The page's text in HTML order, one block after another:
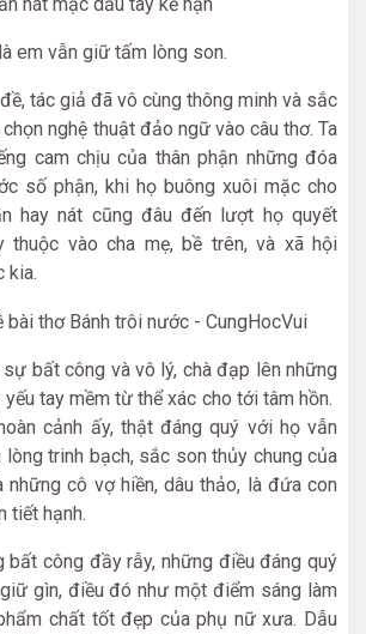
giữ tấm lòng son.
tác giả đã vô cùng thông minh và sắc
nghệ thuật đảo ngữ vào câu thơ. Ta
cam chịu của thân phận những đóa
số phận, khi họ buông xuôi mặc cho
hay nát cũng đâu đến lượt họ quyết
thuộc vào cha mẹ, bề trên, và xã hội
kia.
bất công và vô lý, chà đạp lên những
tay mềm từ thể xác cho tới tâm hồn.
cảnh ấy, thật đáng quý với họ vẫn
trinh bạch, sắc son thủy chung của
những cô vợ hiền, dâu thảo, là đứa con
tiết hạnh.
công đầy rẫy, những điều đáng quý
gìn, điều đó như một điểm sáng làm
chất tốt đẹp của phụ nữ xưa. Dẫu